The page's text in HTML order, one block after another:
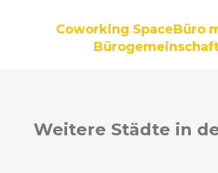
Coworking SpaceBüro
Weitere Städte in